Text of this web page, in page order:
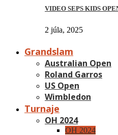
VIDEO SEPS KIDS
2 júla, 2025
Grandslam
Australian Open
Roland Garros
US Open
Wimbledon
Turnaje
OH 2024
OH 2024